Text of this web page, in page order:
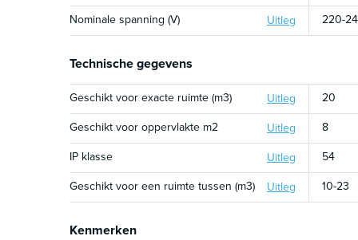
Nominale spanning (V)
Uitleg 220-
Technische gegevens
Geschikt voor exacte ruimte (m3) Uitleg
20
Geschikt voor oppervlakte m2
Uitleg
8
IP klasse
Uitleg
54
Geschikt voor een ruimte tussen (m3)
Uitleg 10-23
Kenmerken